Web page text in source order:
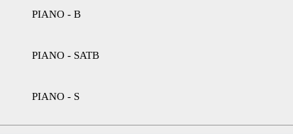
PIANO - B
PIANO - SATB
PIANO - S